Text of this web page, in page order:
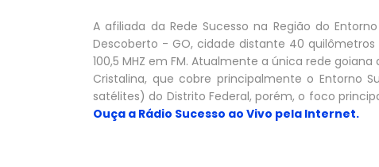
A afiliada da Rede Sucesso na Região do
Descoberto - GO, cidade distante 40
100,5 MHZ em FM. Atualmente a única rede
Cristalina, que cobre principalmente o Entorno
satélites) do Distrito Federal, porém, o foco
Ouça a Rádio Sucesso ao Vivo pela Internet.